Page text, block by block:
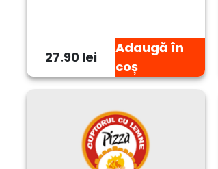
27.90 lei
Adaugă în
coș